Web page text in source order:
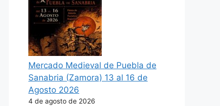
Mercado Medieval de Puebla de
Sanabria (Zamora) 13 al 16 de
Agosto 2026
4 de agosto de 2026